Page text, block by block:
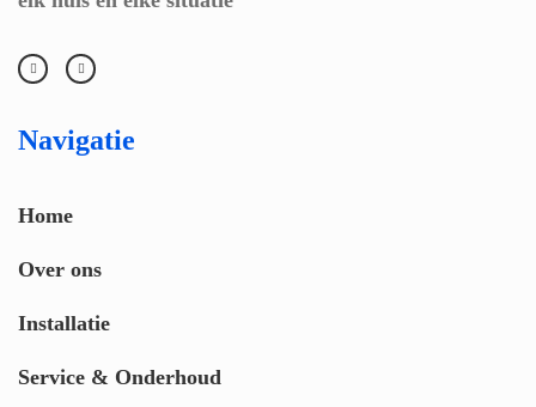
Navigatie
Home
Over ons
Installatie
Service & Onderhoud